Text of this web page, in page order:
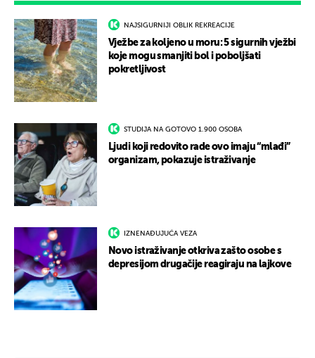
NAJSIGURNIJI OBLIK REKREACIJE
Vježbe za koljeno u moru: 5 sigurnih vježbi
koje mogu smanjiti bol i poboljšati
pokretljivost
STUDIJA NA GOTOVO 1.900 OSOBA
Ljudi koji redovito rade ovo imaju “mlađi”
organizam, pokazuje istraživanje
IZNENAĐUJUĆA VEZA
Novo istraživanje otkriva zašto osobe s
depresijom drugačije reagiraju na lajkove